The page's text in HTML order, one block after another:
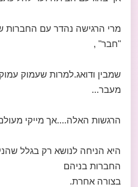
מרי הרגישה נהדר עם החברות
"חבר" ,
שמבין ודואג.למרות שעמוק
מעבר...
הרגשות האלה....אך מייקי
היא הניחה לנושא רק בגלל
החברות בניהם
בצורה אחרת.